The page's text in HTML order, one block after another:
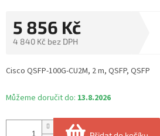
5 856 Kč
4 840 Kč bez DPH
cena:
Můžeme doručit do: 13.8.2026
Cisco QSFP-100G-CU2M, 2 m, QSFP, QSFP